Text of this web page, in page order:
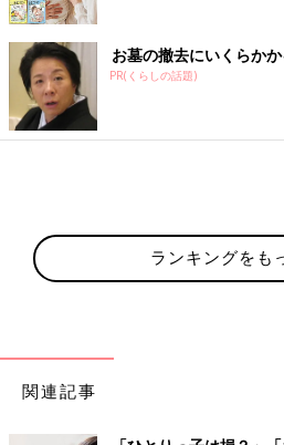
お墓の撤去にいくらか
PR(くらしの話題)
ランキングをも
関連記事